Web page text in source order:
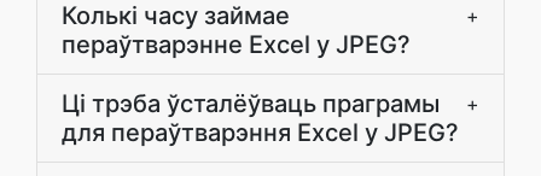
Колькі часу займае
пераўтварэнне Excel у JPEG?
+
Ці трэба ўсталёўваць праграмы
для пераўтварэння Excel у JPEG?
+